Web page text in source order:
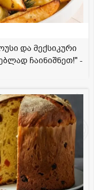
და მექსიკური
ჩაინიშნეთ!" -